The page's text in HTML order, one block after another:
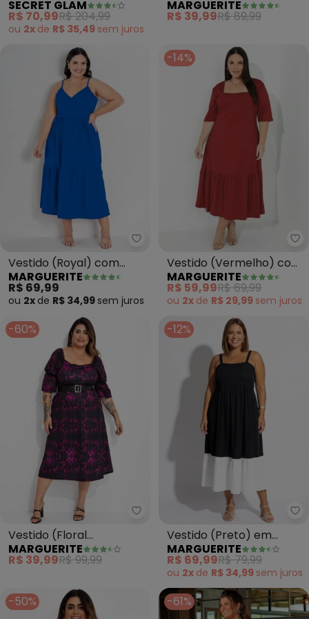
SECRET GLAM
R$ 70,99R$ 204,99
ou 2x de R$ 35,49 sem juros
Malha
MARGUERITE
R$ 39,99R$ 89,99
Marguerite - Vestido (Royal)
Vestido (Royal) com
Transpasse e Babados
Plus Size
MARGUERITE
R$ 69,99
ou 2x de R$ 34,99 sem juros
-14%
Vestido (Vermelho) com
Franzido Plus Size
MARGUERITE
R$ 59,99R$ 69,99
ou 2x de R$ 29,99 sem juros
-60%
Marguerite - Vestido (Floral
Vestido (Floral
Ultravioleta) em Jersey
Acetinado
MARGUERITE
R$ 39,99R$ 99,99
-12%
Vestido (Preto) em
Malha
MARGUERITE
R$ 69,99R$ 79,99
ou 2x de R$ 34,99 sem juros
-50% -61%